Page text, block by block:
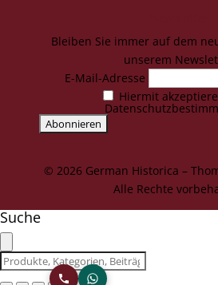
Bleiben Sie immer auf dem
unserem
E-Mail-Adresse
Hiermit
© 2026 German Historica –
Alle Rechte
Suche